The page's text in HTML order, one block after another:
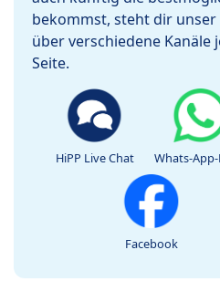
bekommst, steht dir unser
über verschiedene Kanäle
Seite.
HiPP Live Chat Whats-
Facebook